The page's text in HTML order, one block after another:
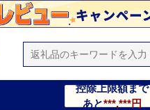
控除上限額まで
あと***,***円